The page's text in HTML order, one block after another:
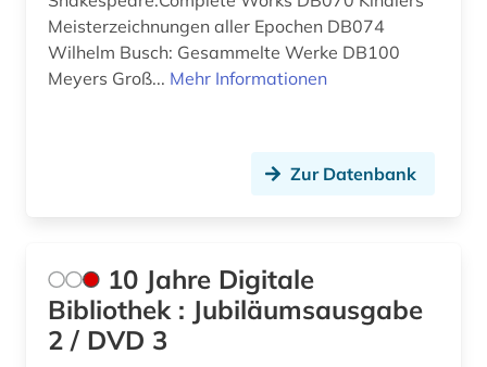
anglistik (4)
ansichtskarte (1)
Meisterzeichnungen aller Epochen DB074
Wilhelm Busch: Gesammelte Werke DB100
Meyers Groß... Mehr Informationen
Zur Datenbank
10 Jahre Digitale
Bibliothek : Jubiläumsausgabe
2 / DVD 3